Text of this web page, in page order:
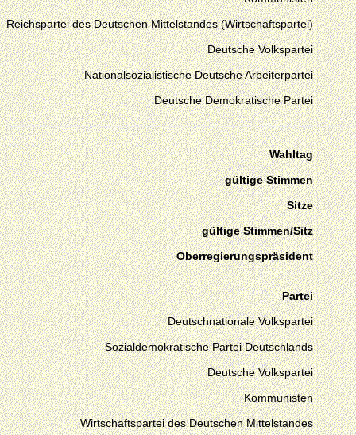
Reichspartei des Deutschen Mittelstandes (Wirtschaftspartei)
Deutsche Volkspartei
Nationalsozialistische Deutsche Arbeiterpartei
Deutsche Demokratische Partei
Wahltag
gültige Stimmen
Sitze
gültige Stimmen/Sitz
Oberregierungspräsident
Partei
Deutschnationale Volkspartei
Sozialdemokratische Partei Deutschlands
Deutsche Volkspartei
Kommunisten
Wirtschaftspartei des Deutschen Mittelstandes